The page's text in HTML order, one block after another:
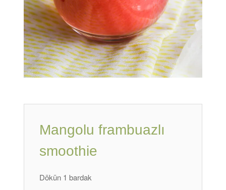
Mangolu frambuazlı
smoothie
Dökün 1 bardak